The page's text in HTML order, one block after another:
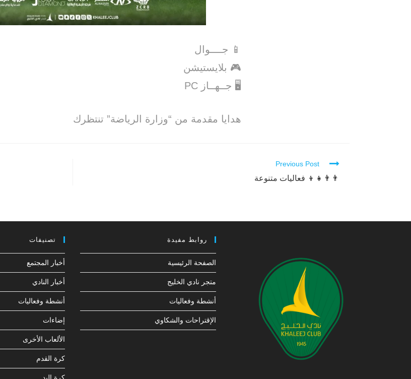
📱 جــــوال
‏🎮 بلايستيشن
‏🖥️ جــهــاز PC
‏هدايا مقدمة من “وزارة الرياضة” تنتظرك
Continue
Reading
Previous Post
👨‍👨‍👧‍👦 فعاليات متنوعة
روابط مفيدة
الصفحة الرئيسية
متجر نادي الخليج
أنشطة وفعاليات
الإقتراحات والشكاوي
تصنيفات
أخبار المجتمع
أخبار النادي
أنشطة وفعاليات
إضاءات
الألعاب الأخرى
كرة القدم